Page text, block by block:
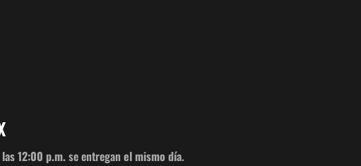
12:00 p.m.se entreganel mismo día.